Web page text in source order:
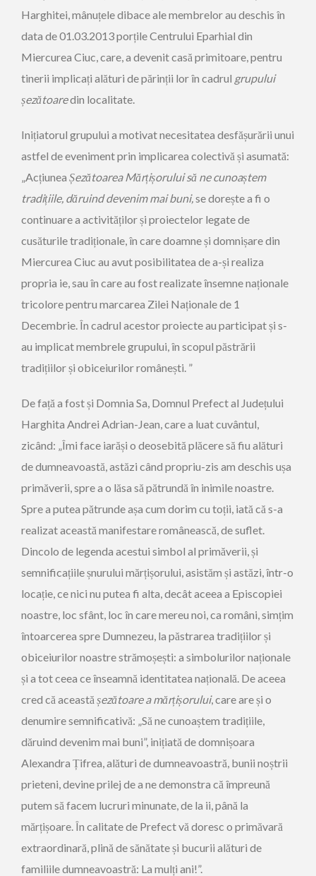
Harghitei, mânuțele dibace ale membrelor au deschis în
data de 01.03.2013 porțile Centrului Eparhial din
Miercurea Ciuc, care, a devenit casă primitoare, pentru
tinerii implicați alături de părinții lor în cadrul grupului
șezătoaredin localitate.
Inițiatorul grupului a motivat necesitatea desfășurării unui
astfel de eveniment prin implicarea colectivă și asumată:
„Acțiunea Șezătoarea Mărțișorului să ne cunoaștem
tradițiile, dăruind devenim mai buni,se dorește a fi o
continuare a activităților și proiectelor legate de
cusăturile tradiționale, în care doamne și domnișare din
Miercurea Ciuc au avut posibilitatea de a-și realiza
propria ie, sau în care au fost realizate însemne naționale
tricolore pentru marcarea Zilei Naționale de 1
Decembrie. În cadrul acestor proiecte au participat și s-
au implicat membrele grupului, în scopul păstrării
tradițiilor și obiceiurilor românești. ”
De față a fost și Domnia Sa, Domnul Prefect al Județului
Harghita Andrei Adrian-Jean, care a luat cuvântul,
zicând: „Îmi face iarăși o deosebită plăcere să fiu alături
de dumneavoastă, astăzi când propriu-zis am deschis ușa
primăverii, spre a o lăsa să pătrundă în inimile noastre.
Spre a putea pătrunde așa cum dorim cu toții, iată că s-a
realizat această manifestare românească, de suflet.
Dincolo de legenda acestui simbol al primăverii, și
semnificațiile șnurului mărțișorului, asistăm și astăzi, într-o
locație, ce nici nu putea fi alta, decât aceea a Episcopiei
noastre, loc sfânt, loc în care mereu noi, ca români, simțim
întoarcerea spre Dumnezeu, la păstrarea tradițiilor și
obiceiurilor noastre strămoșești: a simbolurilor naționale
și a tot ceea ce înseamnă identitatea națională. De aceea
cred că această șezătoare a mărțișorului, care are și o
denumire semnificativă: „Să ne cunoaștem tradițiile,
dăruind devenim mai buni”, inițiată de domnișoara
Alexandra Țifrea, alături de dumneavoastră, bunii noștrii
prieteni, devine prilej de a ne demonstra că împreună
putem să facem lucruri minunate, de la ii, până la
mărțișoare. În calitate de Prefect vă doresc o primăvară
extraordinară, plină de sănătate și bucurii alături de
familiile dumneavoastră: La mulți ani!”.